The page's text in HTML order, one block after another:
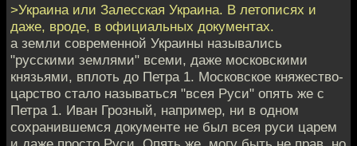
>Украина или Залесская Украина. В летописях и
даже, вроде, в официальных документах.
а земли современной Украины назывались
"русскими землями" всеми, даже московскими
князьями, вплоть до Петра 1. Московское княжество-
царство стало называться "всея Руси" опять же с
Петра 1. Иван Грозный, например, ни в одном
сохранившемся документе не был всея руси царем